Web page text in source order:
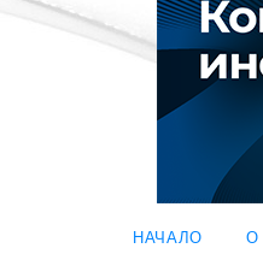
НАЧАЛО О